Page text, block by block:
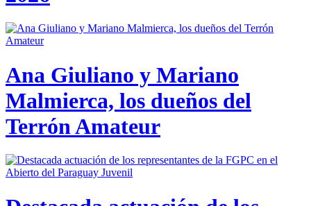
Ana Giuliano y Mariano
Malmierca, los dueños del
Terrón Amateur